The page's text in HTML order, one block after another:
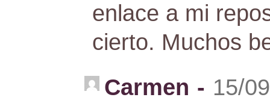
enlace a mi
cierto. Muchos
Carmen - 15/